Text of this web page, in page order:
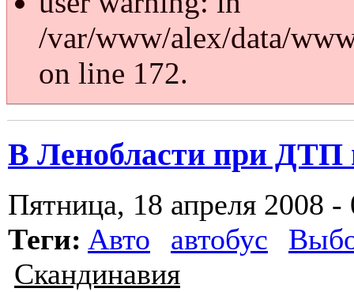
/var/www/alex/data/
on line 172.
В Ленобласти при ДТП
Пятница, 18 апреля 2008 -
Теги: Авто автобус
Скандинавия